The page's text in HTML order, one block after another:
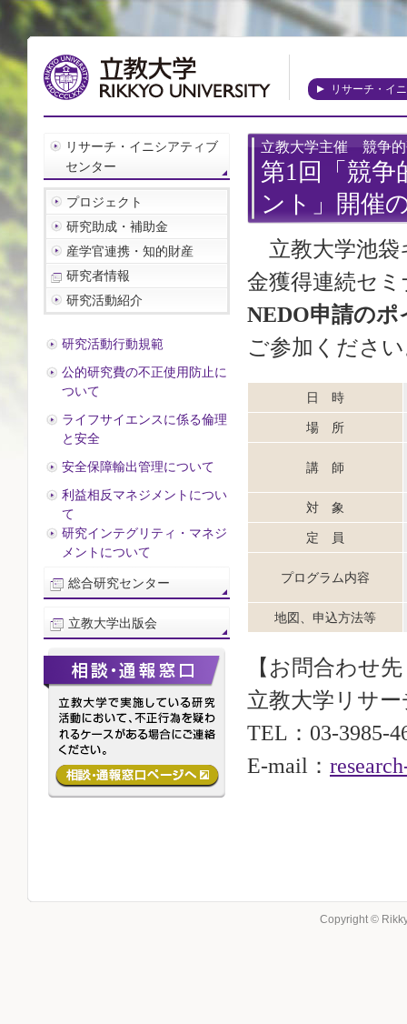
リサーチ・イ
立教大学主催 競争的
第1回「競争
ント」開催
立教大学池袋
金獲得連続セ
NEDO申請のポ
ご参加くださ
日 時
場 所
講 師
対 象
定 員
プログラム内容
地図、申込方法等
【お問合わせ
立教大学リサ
TEL：03-3985-
E-mail：
リサーチ・イニシアティブ
センター
プロジェクト
研究助成・補助金
産学官連携・知的財産
研究者情報
研究活動紹介
研究活動行動規範
公的研究費の不正使用防止に
ついて
ライフサイエンスに係る倫理
と安全
安全保障輸出管理について
利益相反マネジメントについ
て
研究インテグリティ・マネジ
メントについて
総合研究センター
立教大学出版会
Copyright ©